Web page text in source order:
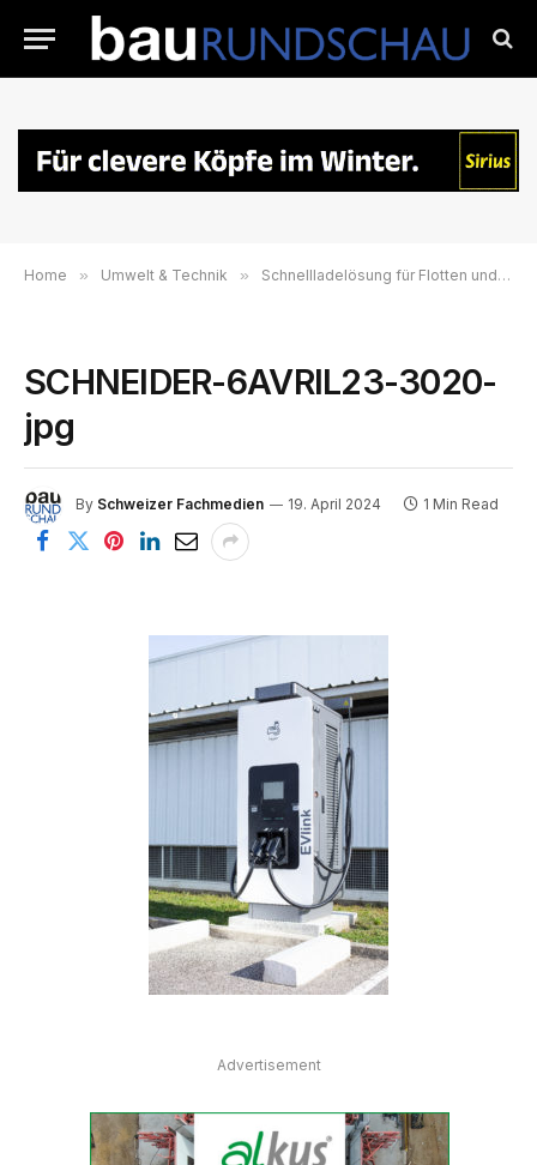
Home » Umwelt & Technik » Schnellladelösung für Flotten und Gewerbe
SCHNEIDER-6AVRIL23-3020-
jpg
By Schweizer Fachmedien 19. April 2024 1 Min Read
Advertisement